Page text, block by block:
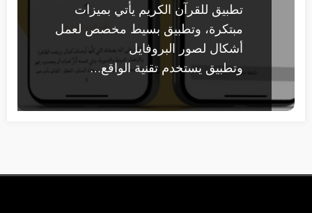
تطبيق للقرآن الكريم يأتي بميزات
مبتكرة، وتطبيق بسيط مخصص لعمل
أشكال لصور البروفايل
وتطبيق يستخدم تقنية الواقع…